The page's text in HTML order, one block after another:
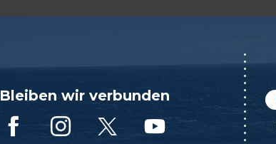
Bleiben wir verbunden